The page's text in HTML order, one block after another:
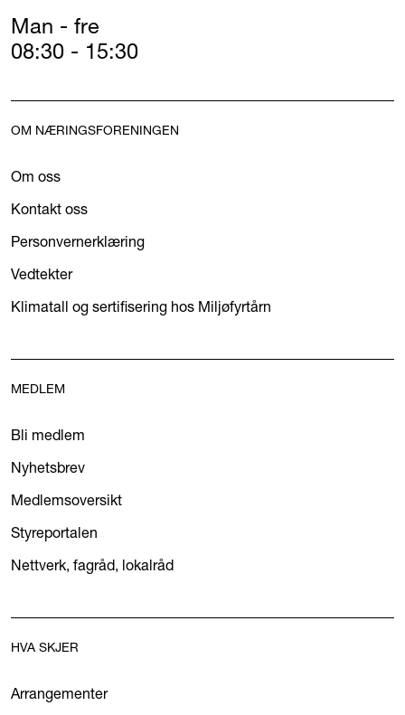
Man - fre
08:30 - 15:30
OM NÆRINGSFORENINGEN
Om oss
Kontakt oss
Personvernerklæring
Vedtekter
Klimatall og sertifisering hos Miljøfyrtårn
MEDLEM
Bli medlem
Nyhetsbrev
Medlemsoversikt
Styreportalen
Nettverk, fagråd, lokalråd
HVA SKJER
Arrangementer